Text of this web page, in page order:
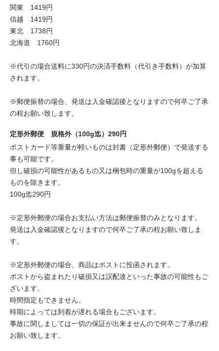
関東 1419円
信越 1419円
東北 1738円
北海道 1760円
※代引の場合送料に330円の決済手数料（代引き手数料）が加算
されます。
※郵便振替の場合、発送は入金確認後となりますので何卒ご了承
の程お願い致します。
定形外郵便 規格外（100g迄）290円
ポストカード等重量が軽いものは封書（定形外郵便）で発送する
事も可能です。
但し破損の可能性があるもの又は梱包時の重量が100gを超える
ものを除きます。
100g迄290円
※定形外郵便の場合お支払い方法は郵便振替のみとなります。
発送は入金確認後となりますので何卒ご了承の程お願い致しま
す。
※定形外郵便の場合、商品はポストに投函されます。
ポストから盗まれたり破損又は誤配達といった事故の可能性もご
ざいます。
時間指定もできません。
時期によっては到着が遅れる場合もございます。
事故に関しましては一切の保証が出来ませんので何卒ご了承の程
お願い致します。